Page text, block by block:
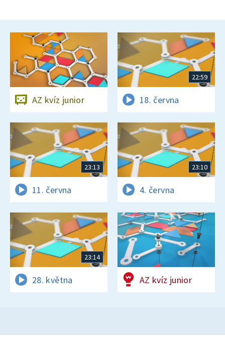
AZ kvíz junior
22:59
18. června
23:13
11. června
23:10
4. června
23:14
28. května AZ kvíz junior